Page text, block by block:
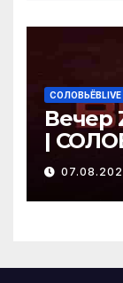
СОЛОВЬЁВLIVE
Вечер
|
2026